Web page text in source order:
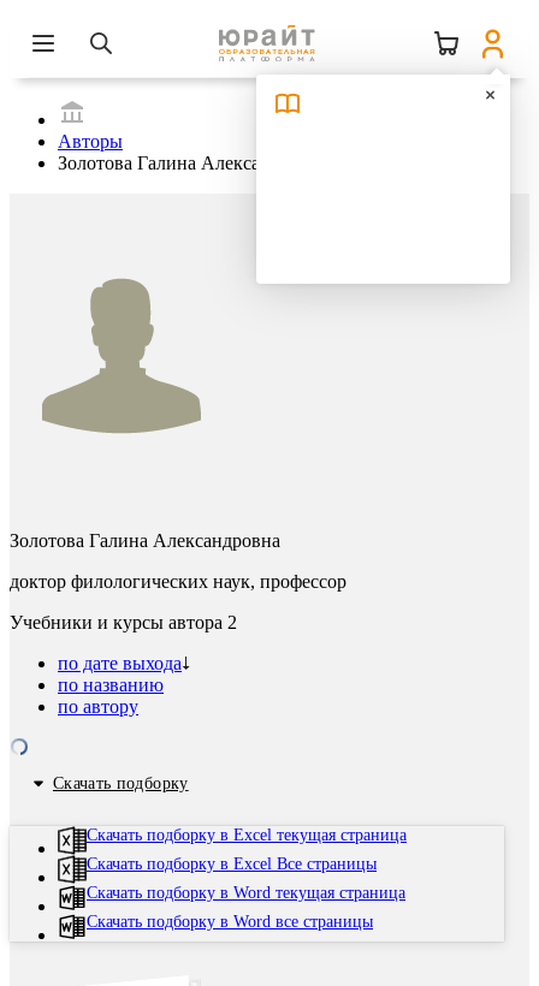
Авторы
Золотова Галина Александровна
Золотова Галина Александровна
доктор филологических наук, профессор
Учебники и курсы автора 2
по дате выхода
по названию
по автору
Скачать подборку
Скачать подборку в Excel текущая страница
Скачать подборку в Excel Все страницы
Скачать подборку в Word текущая страница
Скачать подборку в Word все страницы